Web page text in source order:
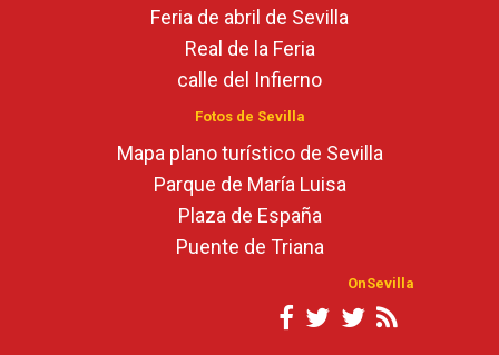
Feria de abril de Sevilla
Real de la Feria
calle del Infierno
Fotos de Sevilla
Mapa plano turístico de Sevilla
Parque de María Luisa
Plaza de España
Puente de Triana
OnSevilla